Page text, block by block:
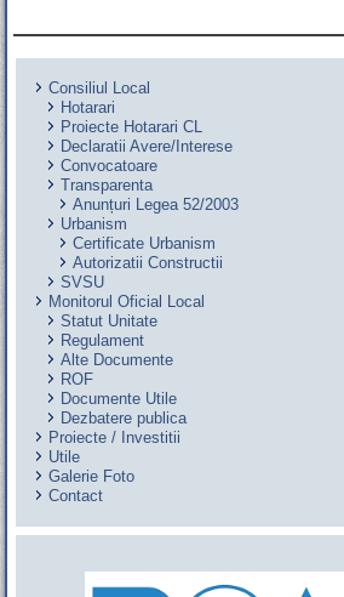
Consiliul Local
Hotarari
Proiecte Hotarari CL
Declaratii Avere/Interese
Convocatoare
Transparenta
Anunțuri Legea 52/2003
Urbanism
Certificate Urbanism
Autorizatii Constructii
SVSU
Monitorul Oficial Local
Statut Unitate
Regulament
Alte Documente
ROF
Documente Utile
Dezbatere publica
Proiecte / Investitii
Utile
Galerie Foto
Contact